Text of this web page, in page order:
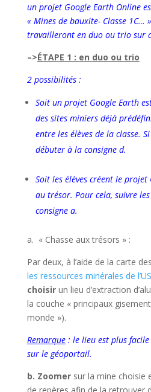
un projet Google Earth Online
« Mines de bauxite- Classe 1C…
travailleront en duo ou trio sur
–>ÉTAPE 1 : en duo ou trio
2 possibilités :
Soit un projet Google Earth
des sites miniers déjà
entre les élèves de la classe.
débuter à la consigne d.
Soit les élèves créent le projet
au trésor. Pour cela, suivre
consigne a.
a. « Chasse aux trésors » :
Par deux, à l’aide de la carte des
les ressources minérales de
choisirun lieu d’extraction
la couche « principaux
monde »).
Remarque: le lieu est plus
sur le géoportail.
b. Zoomersur la mine choisie